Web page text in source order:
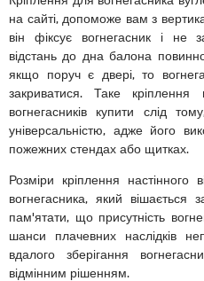
на сайті, допоможе вам з
він фіксує вогнегасник і
відстань до дна балона
якщо поруч є двері, то
закриватися. Таке кріплення
вогнегасників купити слід
універсальністю, адже його
пожежних стендах або щитках.
Розміри кріплення настінного
вогнегасника, який
пам'ятати, що присутність
шанси плачевних наслідків
вдалого зберігання
відмінним рішенням.